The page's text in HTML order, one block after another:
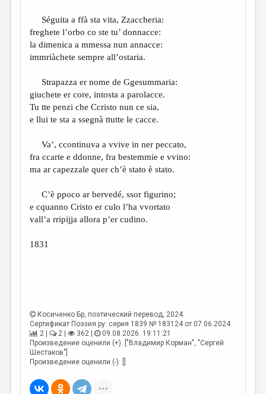
ОБЪЯВЛЕНИЯ
КОЛОНКА РЕДАКТОРА
РЕДКОЛЛЕГИЯ
ОТ РЕДАКЦИИ
МАЛАЯ ПРОЗА
ЭССЕИСТИКА
ЛИТЕРАТУРОВЕДЕНИЕ
КУЛЬТУРОВЕДЕНИЕ
РЕЦЕНЗИРОВАНИЕ
ЦИКЛЫ ПУБЛИКАЦИЙ
ТРЕДИАКОВСКИЙ
Séguita a ffà sta vita, Zzaccheria:
freghete l’orbo co ste tu’ donnacce:
la dimenica a mmessa nun annacce:
immriàchete sempre all’ostaria.
Strapazza er nome de Ggesummaria:
giuchete er core, intosta a parolacce.
Tu tte penzi che Ccristo nun ce sia,
e llui te sta a ssegnà ttutte le cacce.
Va’, ccontinuva a vvive in ner peccato,
fra ccarte e ddonne, fra bestemmie e vvino:
ma ar capezzale quer ch’è stato è stato.
C’è ppoco ar bervedé, ssor figurino;
e cquanno Cristo er culo l’ha vvortato
vall’a rripijja allora p’er cudino.
1831
Косиченко Бр, поэтический перевод, 2024
Сертификат Поэзия.ру: серия 1839 № 183124 от 07.06.2024
2 |
2 | 362 |
09.08.2026. 19:11:21
Произведение оценили (+): ["Владимир Корман", "Сергей
Шестаков"]
Произведение оценили (-): []